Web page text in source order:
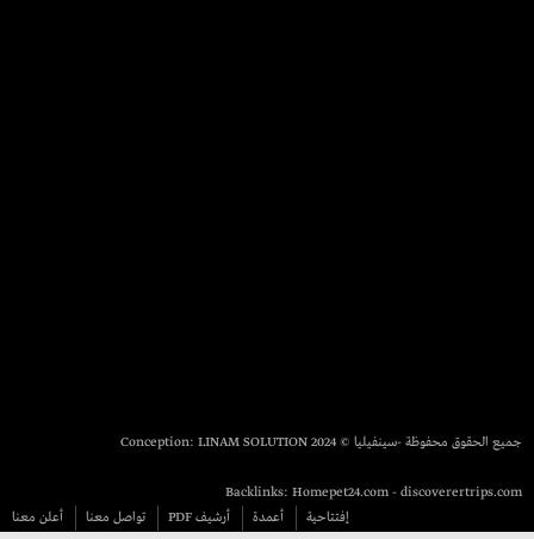
جميع الحقوق محفوظة -سينفيليا © 2024 Conception: LINAM SOLUTION
Backlinks: Homepet24.com - discoverertrips.com
إفتتاحية
أعمدة أرشيف PDF تواصل معنا أعلن معنا